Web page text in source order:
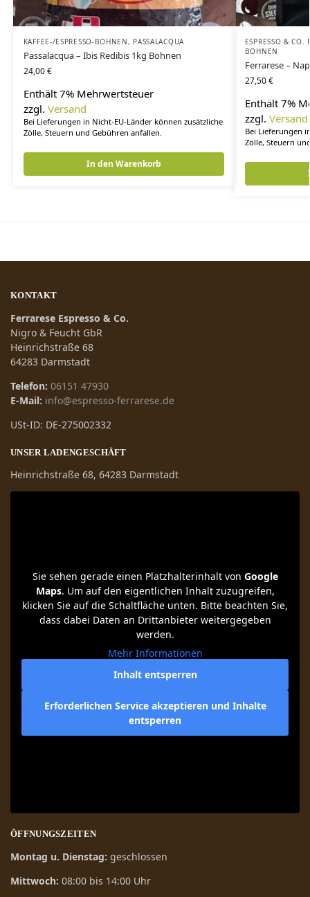
KAFFEE-/ESPRESSO-BOHNEN, PASSALACQUA
Passalacqua – Ibis Redibis 1kg Bohnen
24,00€
Enthält 7% Mehrwertsteuer
zzgl. Versand
Bei Lieferungen in Nicht-EU-Länder können zusätzliche
Zölle, Steuern und Gebühren anfallen.
In den Warenkorb
ESPRESSO & CO.
BOHNEN
Ferrarese –
27,50€
Enthält 7%
zzgl. Versand
Bei Lieferungen
Zölle, Steuern
KONTAKT
Ferrarese Espresso & Co.
Nigro & Feucht GbR
Heinrichstraße 68
64283 Darmstadt
Telefon: 06151 47930
E-Mail: info@espresso-ferrarese.de
USt-ID: DE-275002332
UNSER LADENGESCHÄFT
Heinrichstraße 68, 64283 Darmstadt
Sie sehen gerade einen Platzhalterinhalt von Google
Maps. Um auf den eigentlichen Inhalt zuzugreifen,
klicken Sie auf die Schaltfläche unten. Bitte beachten Sie,
dass dabei Daten an Drittanbieter weitergegeben
werden.
Mehr Informationen
Inhalt entsperren
Erforderlichen Service akzeptieren und Inhalte
entsperren
ÖFFNUNGSZEITEN
Montag u. Dienstag: geschlossen
Mittwoch: 08:00 bis 14:00 Uhr